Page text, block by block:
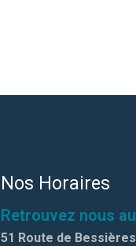
Nos Horaires
Retrouvez nous au
51 Route de Bessières